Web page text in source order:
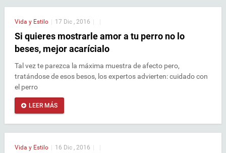
Vida y Estilo 17 Dic , 2016
Si quieres mostrarle amor a tu perro no lo
beses, mejor acarícialo
Tal vez te parezca la máxima muestra de afecto pero,
tratándose de esos besos, los expertos advierten: cuidado con
el perro
LEER MÁS
Vida y Estilo 16 Dic , 2016